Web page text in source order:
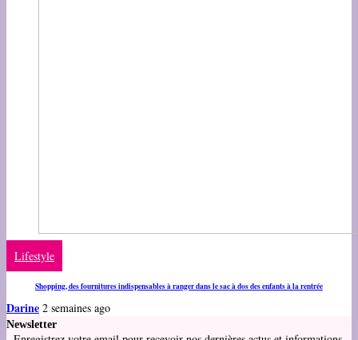
Lifestyle
Shopping, des fournitures indispensables à ranger dans le sac à dos des enfants à la rentrée
Darine 2 semaines ago
Newsletter